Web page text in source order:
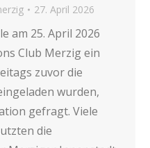
27. April 2026
am 25. April 2026
Club Merzig ein
zuvor die
wurden,
gefragt. Viele
die